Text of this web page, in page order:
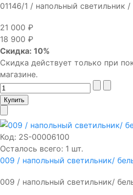
01146/1 / напольный светильник
21 000 ₽
18 900 ₽
Скидка: 10%
Скидка действует только при
магазине.
Код: 2S-00006100
Осталось всего: 1 шт.
009 / напольный светильник/
009 / напольный светильник/